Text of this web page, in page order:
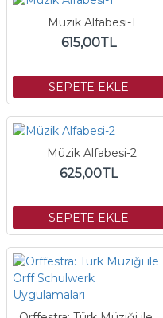
Müzik Alfabesi-1
615,00TL
SEPETE EKLE
Müzik Alfabesi-2
625,00TL
SEPETE EKLE